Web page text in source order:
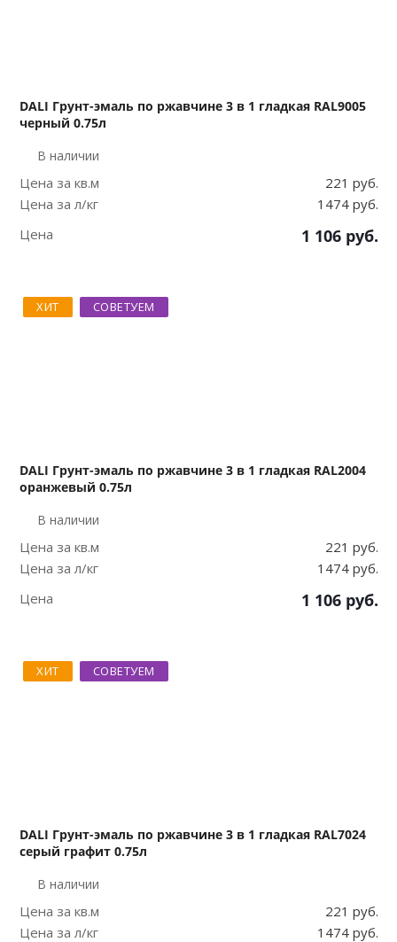
DALI Грунт-эмаль по ржавчине 3 в 1 гладкая RAL9005
черный 0.75л
В наличии
Цена за кв.м
221 руб.
Цена за л/кг
1474 руб.
Цена
1 106 руб.
ХИТ СОВЕТУЕМ
DALI Грунт-эмаль по ржавчине 3 в 1 гладкая RAL2004
оранжевый 0.75л
В наличии
Цена за кв.м
221 руб.
Цена за л/кг
1474 руб.
Цена
1 106 руб.
ХИТ СОВЕТУЕМ
DALI Грунт-эмаль по ржавчине 3 в 1 гладкая RAL7024
серый графит 0.75л
В наличии
Цена за кв.м
221 руб.
Цена за л/кг
1474 руб.